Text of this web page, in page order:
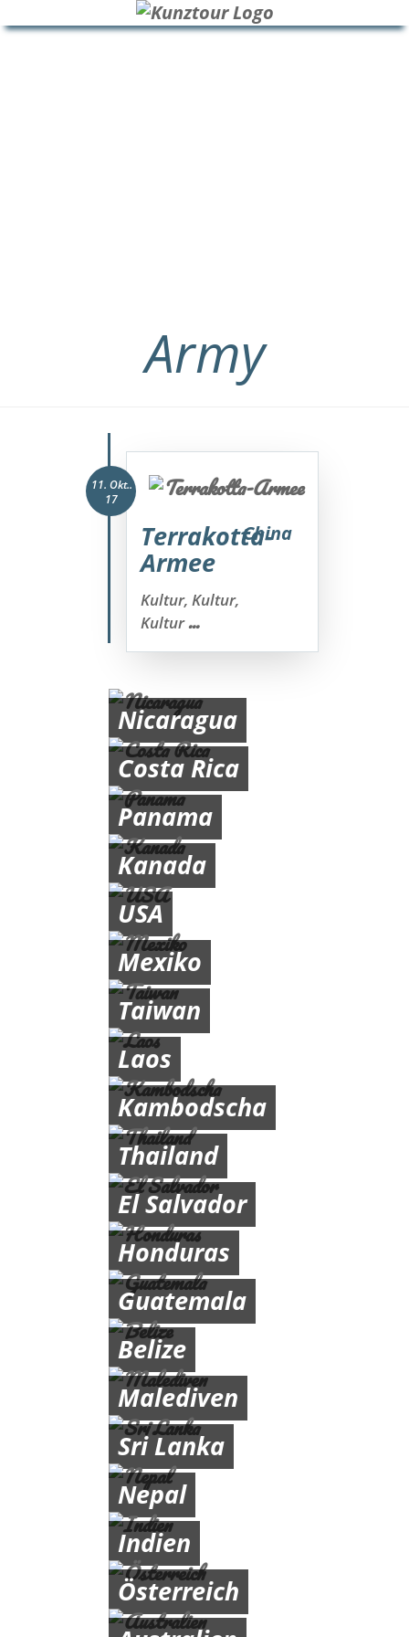
Army
11. Okt..
17
Terrakotta-
Armee
China
Kultur, Kultur,
Kultur...
Nicaragua
Costa Rica
Panama
Kanada
USA
Mexiko
Taiwan
Laos
Kambodscha
Thailand
El Salvador
Honduras
Guatemala
Belize
Malediven
Sri Lanka
Nepal
Indien
Österreich